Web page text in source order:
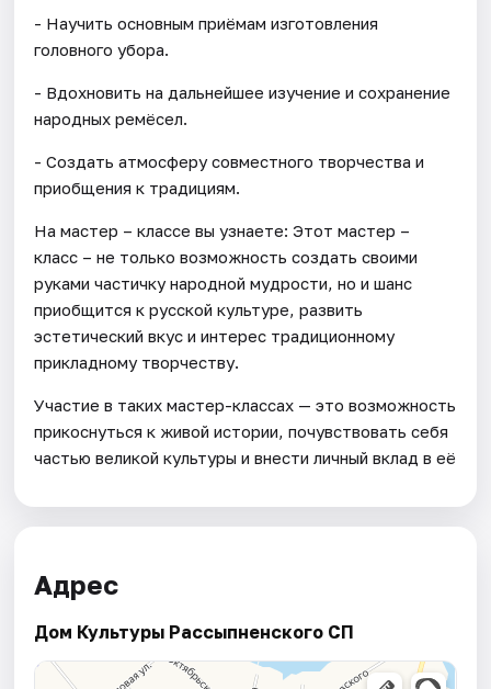
- Научить основным приёмам изготовления
головного убора.
- Вдохновить на дальнейшее изучение и сохранение
народных ремёсел.
- Создать атмосферу совместного творчества и
приобщения к традициям.
На мастер – классе вы узнаете: Этот мастер –
класс – не только возможность создать своими
руками частичку народной мудрости, но и шанс
приобщится к русской культуре, развить
эстетический вкус и интерес традиционному
прикладному творчеству.
Участие в таких мастер-классах — это возможность
прикоснуться к живой истории, почувствовать себя
частью великой культуры и внести личный вклад в её
Адрес
Дом Культуры Рассыпненского СП